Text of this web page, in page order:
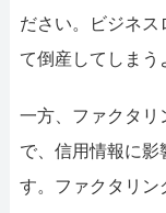
ださい。ビジネス
て倒産してしまう
一方、ファクタリ
で、信用情報に影
す。ファクタリン